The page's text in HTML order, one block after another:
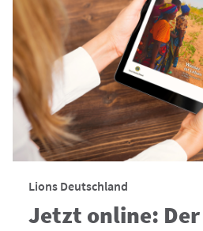
Lions Deutschland
Jetzt online: Der